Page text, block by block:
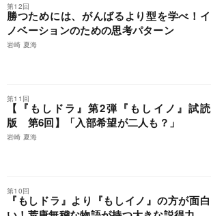
第12回
勝つためには、がんばるより型を学べ！イ
ノベーションのための思考パターン
岩崎 夏海
第11回
【『もしドラ』第2弾『もしイノ』試読
版 第6回】「入部希望が二人も？」
岩崎 夏海
第10回
『もしドラ』より『もしイノ』の方が面白